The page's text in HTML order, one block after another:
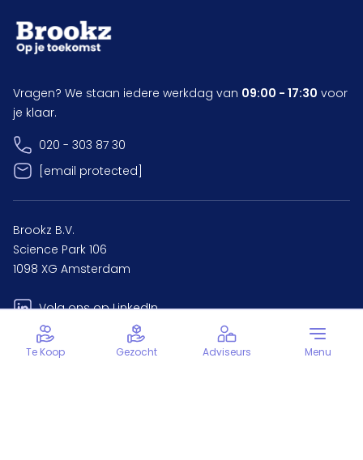
Te Koop Gezocht Adviseurs Menu
Vragen? We staan iedere werkdag van 09:00 - 17:30 voor
je klaar.
020 - 303 87 30
[email protected]
Brookz B.V.
Science Park 106
1098 XG Amsterdam
Volg ons op LinkedIn